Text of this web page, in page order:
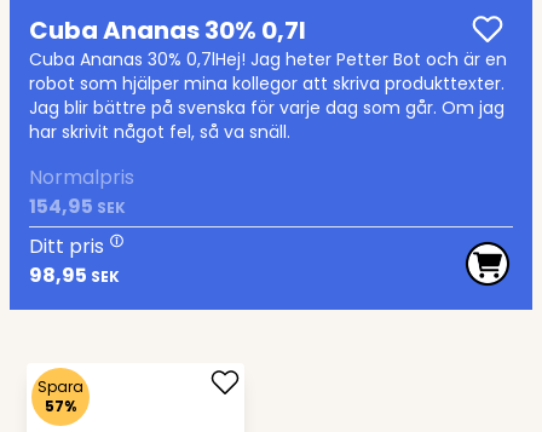
Cuba Ananas 30% 0,7l
Cuba Ananas 30% 0,7lHej! Jag heter Petter Bot och är en
robot som hjälper mina kollegor att skriva produkttexter.
Jag blir bättre på svenska för varje dag som går. Om jag
har skrivit något fel, så va snäll.
Normalpris
154,95 SEK
Ditt pris
98,95 SEK
Spara
57%